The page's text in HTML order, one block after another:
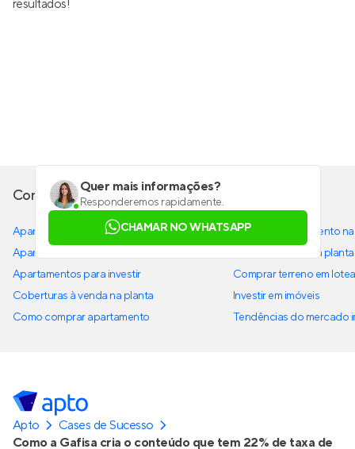
resultados!
Quer mais informações?
Responderemos rapidamente.
CHAMAR NO WHATSAPP
Como comprar um imóvel
Apartamentos à venda próximo ao Metrô
Apartamento garden
Apartamentos para investir
Coberturas à venda na planta
Como comprar apartamento
Comprar apartamento
Comprar imóvel na planta
Comprar terreno em
Investir em imóveis
Tendências do mercado
Apto
Cases de Sucesso
Como a Gafisa cria o conteúdo que tem 22% de taxa de